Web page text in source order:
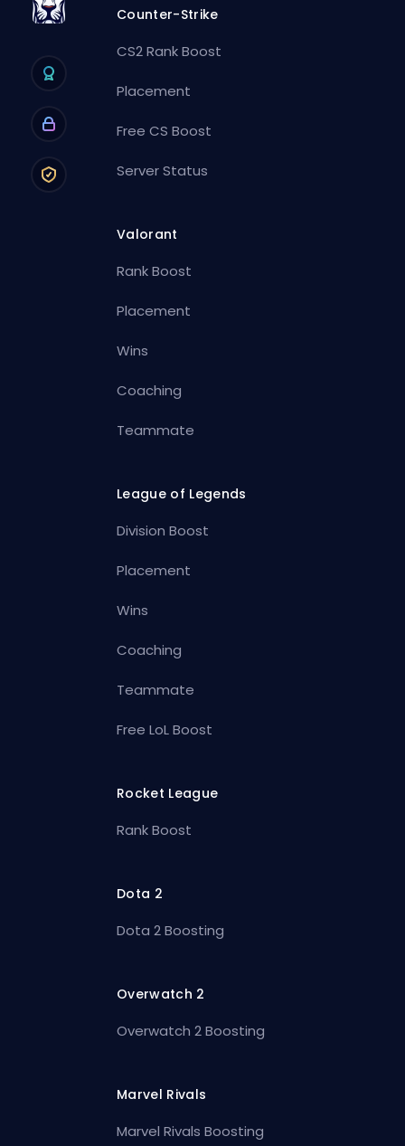
Counter-Strike
CS2 Rank Boost
Placement
Free CS Boost
Server Status
Valorant
Rank Boost
Placement
Wins
Coaching
Teammate
League of Legends
Division Boost
Placement
Wins
Coaching
Teammate
Free LoL Boost
Rocket League
Rank Boost
Dota 2
Dota 2 Boosting
Overwatch 2
Overwatch 2 Boosting
Marvel Rivals
Marvel Rivals Boosting